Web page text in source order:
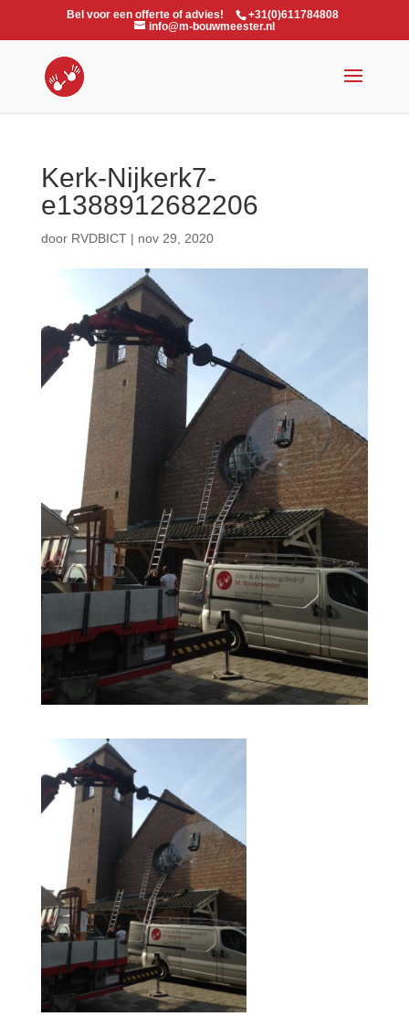
Bel voor een offerte of advies!
+31(0)611784808
info@m-bouwmeester.nl
Kerk-Nijkerk7-
e1388912682206
door RVDBICT| nov 29, 2020